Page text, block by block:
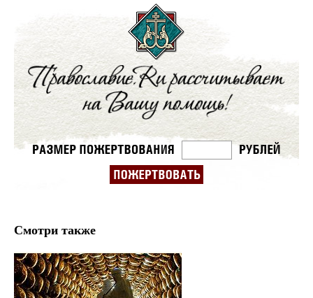
Смотри также